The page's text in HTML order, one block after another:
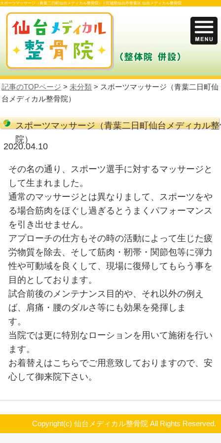
スポーツマッサージ（青葉二日町仙台メディカル整骨院） |宮城県仙台市青葉区 仙台
記事のTOPページ>未分類> スポーツマッ
台メディカル整骨院）
スポーツマッサージ（青葉二日町
院）
2020.04.10
その名の通り、スポーツ選手に対
して生まれました。
通常のマッサージとは異なりまし
る場合筋肉をほぐし過ぎるとうま
を引き出せません。
アプローチの仕方もその時の活動
労物質を除去、そして筋肉・靭帯
性や可動域を良くして、現場に復
試合前後のメンテナンス目的や、